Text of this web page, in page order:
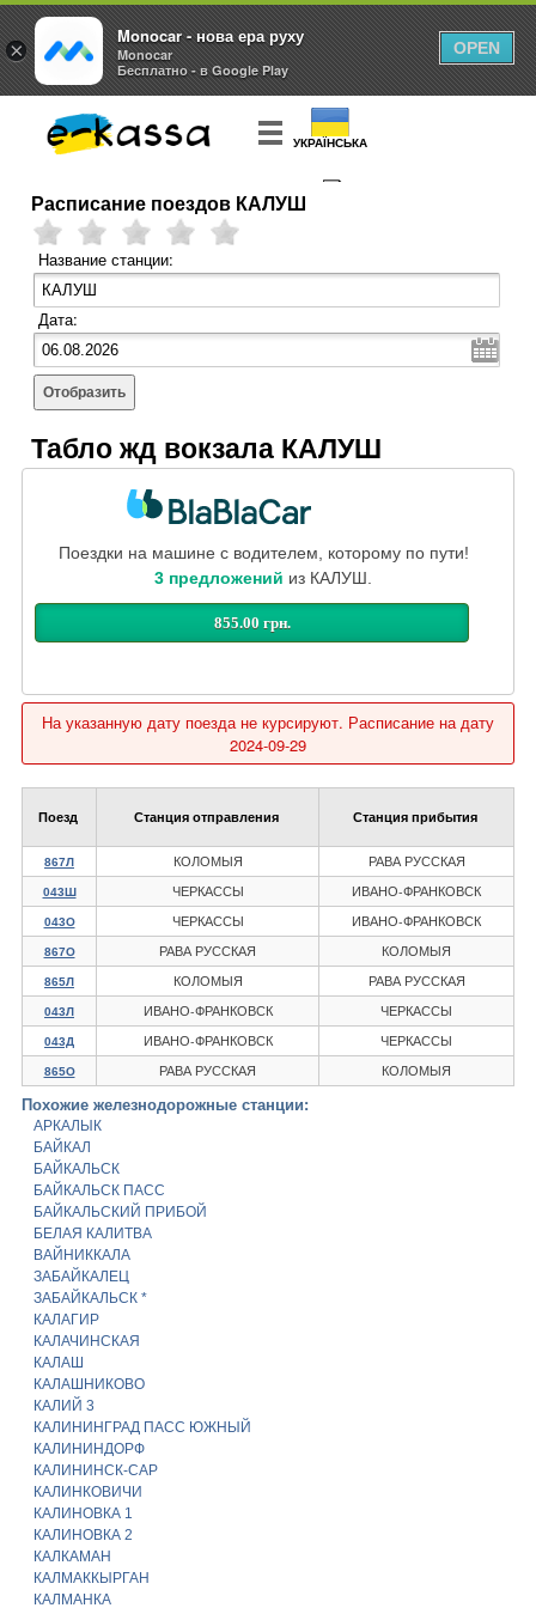
УКРАЇНСЬКА
КУПИТЬ
Расписание поездов КАЛУШ
Название станции:
Дата:
Отобразить
Табло жд вокзала КАЛУШ
Поездки на машине с водителем, которому по пути!
3 предложений из КАЛУШ.
855.00 грн.
На указанную дату поезда не курсируют. Расписание на дату
2024-09-29
Поезд Станция отправления Станция прибытия
867Л КОЛОМЫЯ РАВА РУССКАЯ
043Ш ЧЕРКАССЫ ИВАНО-ФРАНКОВСК
043О ЧЕРКАССЫ ИВАНО-ФРАНКОВСК
867О РАВА РУССКАЯ КОЛОМЫЯ
865Л КОЛОМЫЯ РАВА РУССКАЯ
043Л ИВАНО-ФРАНКОВСК ЧЕРКАССЫ
043Д ИВАНО-ФРАНКОВСК ЧЕРКАССЫ
865О РАВА РУССКАЯ КОЛОМЫЯ
Похожие железнодорожные станции:
АРКАЛЫК
БАЙКАЛ
БАЙКАЛЬСК
БАЙКАЛЬСК ПАСС
БАЙКАЛЬСКИЙ ПРИБОЙ
БЕЛАЯ КАЛИТВА
ВАЙНИККАЛА
ЗАБАЙКАЛЕЦ
ЗАБАЙКАЛЬСК *
КАЛАГИР
КАЛАЧИНСКАЯ
КАЛАШ
КАЛАШНИКОВО
КАЛИЙ 3
КАЛИНИНГРАД ПАСС ЮЖНЫЙ
КАЛИНИНДОРФ
КАЛИНИНСК-САР
КАЛИНКОВИЧИ
КАЛИНОВКА 1
КАЛИНОВКА 2
КАЛКАМАН
КАЛМАККЫРГАН
КАЛМАНКА
×
Monocar - нова ера руху
Monocar
Бесплатно - в Google Play
OPEN